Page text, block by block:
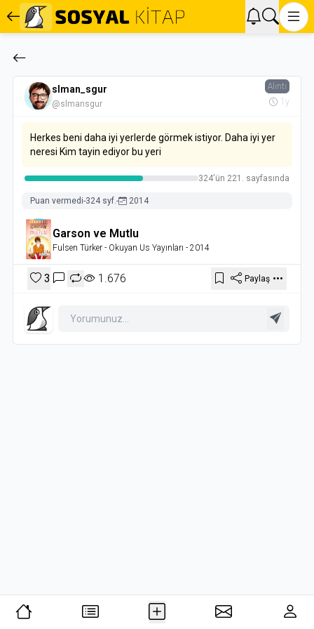
slman_sgur
@slmansgur
Alıntı
1y
Herkes beni daha iyi yerlerde görmek istiyor. Daha iyi yer
neresi Kim tayin ediyor bu yeri
324'ün 221. sayfasında
Puan vermedi-324 syf.- 2014
Garson ve Mutlu
Fulsen Türker- Okuyan Us Yayınları - 2014
3 1.676 Paylaş